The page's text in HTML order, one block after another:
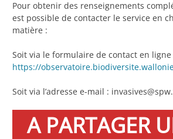
Pour obtenir des renseignements
est possible de contacter le service en
matière :
Soit via le formulaire de contact en ligne
https://
Soit via l’adresse e-mail :
A PARTAGER